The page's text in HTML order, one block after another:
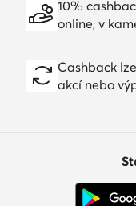
10%
online, v
Cashback
akcí nebo